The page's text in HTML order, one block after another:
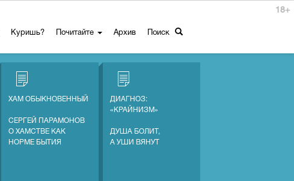
Куришь? Почитайте Архив Поиск
18+
ХАМ ОБЫКНОВЕННЫЙ
СЕРГЕЙ ПАРАМОНОВ
О ХАМСТВЕ КАК
НОРМЕ БЫТИЯ
ДИАГНОЗ:
«КРАЙНИЗМ»
ДУША БОЛИТ,
А УШИ ВЯНУТ